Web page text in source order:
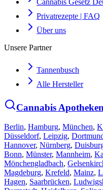
Cannabis Gesetz
Privatrezepte | FAQ
Über uns
Unsere Partner
Tannenbusch
Alle Hersteller
Cannabis
Berlin, Hamburg, München,
Düsseldorf, Leipzig,
Hannover, Nürnberg,
Bonn, Münster, Mannheim,
Mönchengladbach,
Magdeburg, Krefeld, Mainz,
Hagen, Saarbrücken,